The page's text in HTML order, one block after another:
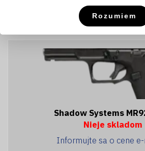
Informujte sa o cene e-
Shadow Systems
Nieje skladom
Informujte sa o cene
Rozumiem